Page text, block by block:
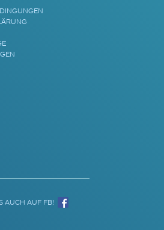
AUCH AUF FB!